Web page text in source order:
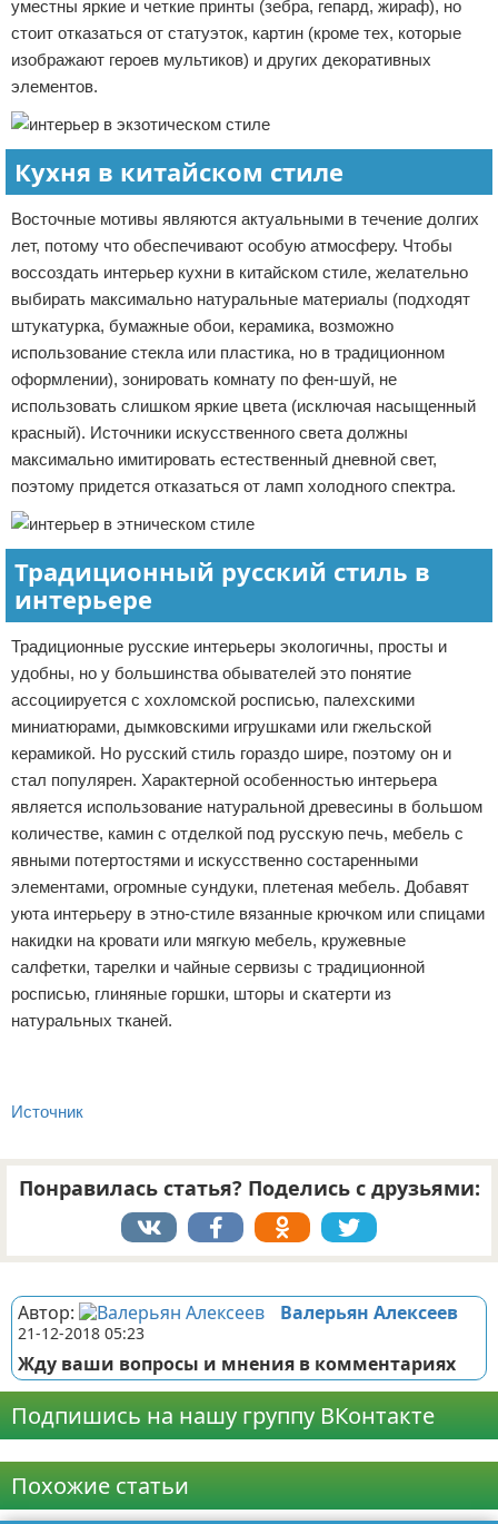
уместны яркие и четкие принты (зебра, гепард, жираф), но
стоит отказаться от статуэток, картин (кроме тех, которые
изображают героев мультиков) и других декоративных
элементов.
Кухня в китайском стиле
Восточные мотивы являются актуальными в течение долгих
лет, потому что обеспечивают особую атмосферу. Чтобы
воссоздать интерьер кухни в китайском стиле, желательно
выбирать максимально натуральные материалы (подходят
штукатурка, бумажные обои, керамика, возможно
использование стекла или пластика, но в традиционном
оформлении), зонировать комнату по фен-шуй, не
использовать слишком яркие цвета (исключая насыщенный
красный). Источники искусственного света должны
максимально имитировать естественный дневной свет,
поэтому придется отказаться от ламп холодного спектра.
Традиционный русский стиль в
интерьере
Традиционные русские интерьеры экологичны, просты и
удобны, но у большинства обывателей это понятие
ассоциируется с хохломской росписью, палехскими
миниатюрами, дымковскими игрушками или гжельской
керамикой. Но русский стиль гораздо шире, поэтому он и
стал популярен. Характерной особенностью интерьера
является использование натуральной древесины в большом
количестве, камин с отделкой под русскую печь, мебель с
явными потертостями и искусственно состаренными
элементами, огромные сундуки, плетеная мебель. Добавят
уюта интерьеру в этно-стиле вязанные крючком или спицами
накидки на кровати или мягкую мебель, кружевные
салфетки, тарелки и чайные сервизы с традиционной
росписью, глиняные горшки, шторы и скатерти из
натуральных тканей.
Источник
Понравилась статья? Поделись с друзьями:
Автор: Валерьян Алексеев
21-12-2018 05:23
Жду ваши вопросы и мнения в комментариях
Подпишись на нашу группу ВКонтакте
Похожие статьи